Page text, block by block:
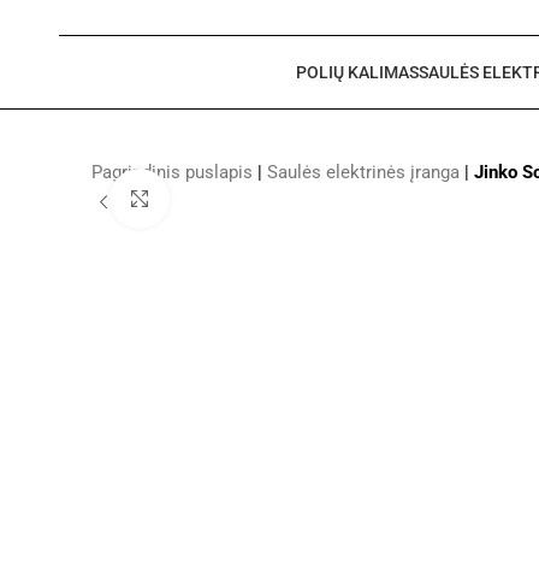
POLIŲ KALIMASSAULĖS
Pagrindinis puslapis | Saulės elektrinės įranga | Jinko